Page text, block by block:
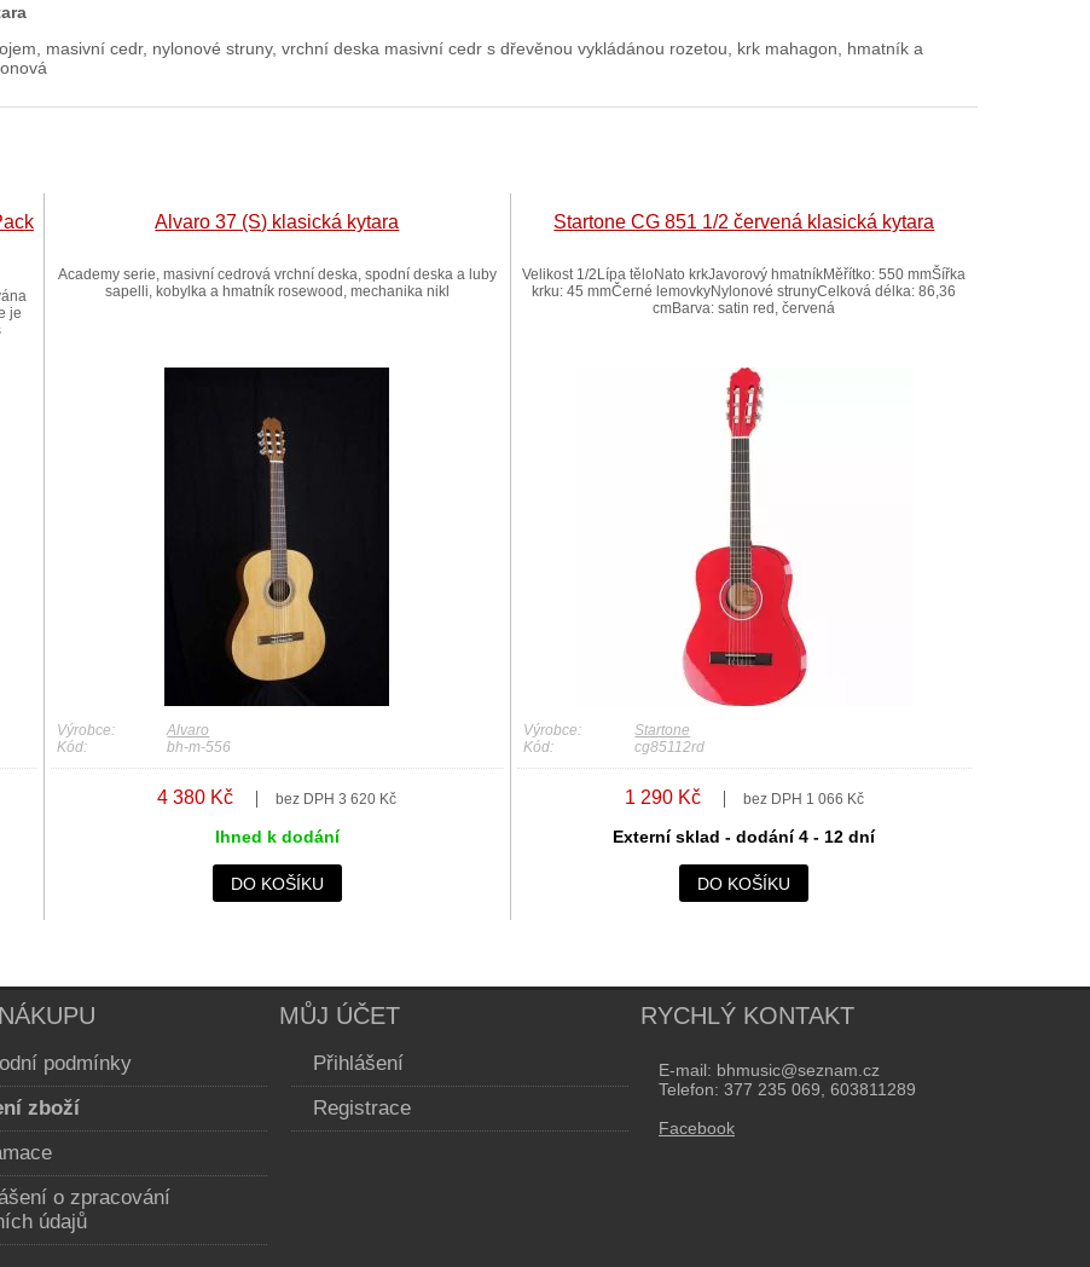
masivní cedr, nylonové struny, vrchní deska masivní cedr s dřevěnou vykládánou rozetou, krk mahagon, hmatník a
je
Alvaro 37 (S) klasická kytara
Academy serie, masivní cedrová vrchní deska, spodní deska a luby
sapelli, kobylka a hmatník rosewood, mechanika nikl
Výrobce:
Alvaro
Kód:
bh-m-556
4 380 Kč bez DPH 3 620 Kč
Ihned k dodání
DO KOŠÍKU
Startone CG 851 1/2 červená klasická kytara
Velikost 1/2Lípa těloNato krkJavorový hmatníkMěřítko: 550 mmŠířka
krku: 45 mmČerné lemovkyNylonové strunyCelková délka: 86,36
cmBarva: satin red, červená
Výrobce:
Startone
Kód:
cg85112rd
1 290 Kč bez DPH 1 066 Kč
Externí sklad - dodání 4 - 12 dní
DO KOŠÍKU
podmínky
zboží
o zpracování
údajů
MŮJ ÚČET
Přihlášení
Registrace
RYCHLÝ KONTAKT
E-mail: bhmusic@seznam.cz
Telefon: 377 235 069, 603811289
Facebook